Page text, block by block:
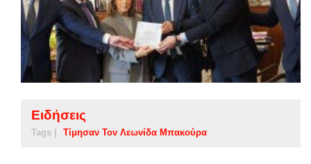
Ειδήσεις
Tags | Τίμησαν Τον Λεωνίδα Μπακούρα